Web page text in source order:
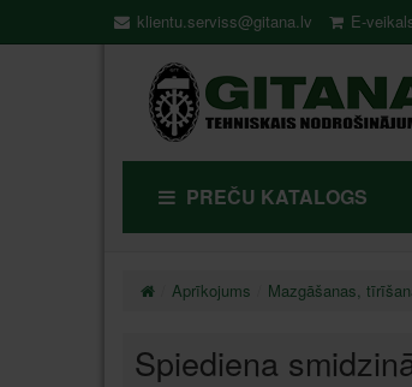
klientu.serviss@gitana.lv E-
PREČU KATALOGS
Aprīkojums Mazgāšanas,
Spiediena